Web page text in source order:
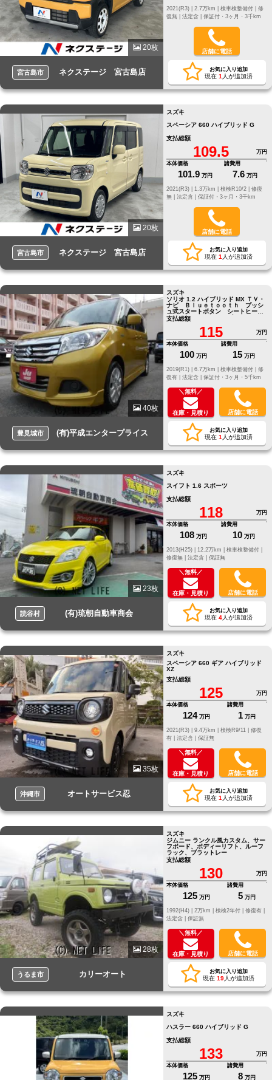
20枚
宮古島市 ネクステージ 宮古島店
修
復無 | 法定含 | 保証付・3ヶ月・3千km
店舗に電話
お気に入り追加
現在 1 人が追加済
20枚
宮古島市 ネクステージ 宮古島店
スズキ
スペーシア 660 ハイブリッド G
支払総額
109.5
万円
本体価格
101.9 万円
諸費用
7.6 万円
修復
無 | 法定含 | 保証付・3ヶ月・3千km
店舗に電話
お気に入り追加
現在 1 人が追加済
40枚
豊見城市 (有)平成エンタープライス
スズキ
ソリオ 1.2 ハイブリッド MX ＴＶ・
ナビ Ｂｌｕｅｔｏｏｔｈ プッシ
ュ式スタートボタン シートヒータ
ー シートバックテーブル
支払総額
115
万円
本体価格
100 万円
諸費用
15 万円
修
復有 | 法定含 | 保証付・3ヶ月・5千km
＼無料／
在庫・見積り 店舗に電話
お気に入り追加
現在 1 人が追加済
23枚
読谷村 (有)琉朝自動車商会
スズキ
スイフト 1.6 スポーツ
支払総額
118
万円
本体価格
108 万円
諸費用
10 万円
修復無 | 法定含 | 保証無
＼無料／
在庫・見積り 店舗に電話
お気に入り追加
現在 4人が追加済
35枚
沖縄市 オートサービス忍
スズキ
スペーシア 660 ギア ハイブリッド
XZ
支払総額
125
万円
本体価格
124 万円
諸費用
1 万円
修復
有 | 法定含 | 保証無
＼無料／
在庫・見積り 店舗に電話
お気に入り追加
現在 1 人が追加済
28枚
うるま市 カリーオート
スズキ
ジムニー ランクル風カスタム、サー
フボード、ボディーリフト、ルーフ
ラック、ブラットレー
支払総額
130
万円
本体価格
125 万円
諸費用
5 万円
修復有 |
法定含 | 保証無
＼無料／
在庫・見積り 店舗に電話
お気に入り追加
現在 19人が追加済
スズキ
ハスラー 660 ハイブリッド G
支払総額
133
万円
本体価格
125 万円
諸費用
8 万円